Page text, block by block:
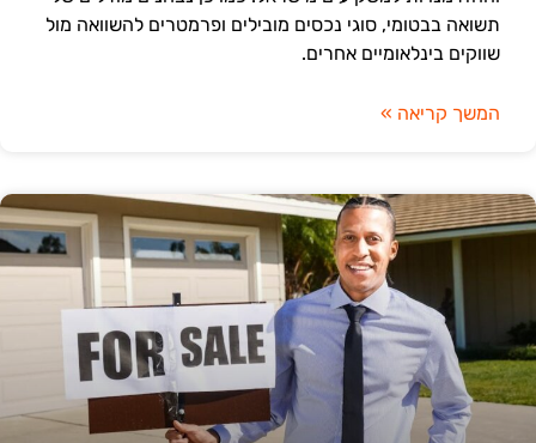
תשואה בבטומי, סוגי נכסים מובילים ופרמטרים להשוואה מול
שווקים בינלאומיים אחרים.
המשך קריאה »